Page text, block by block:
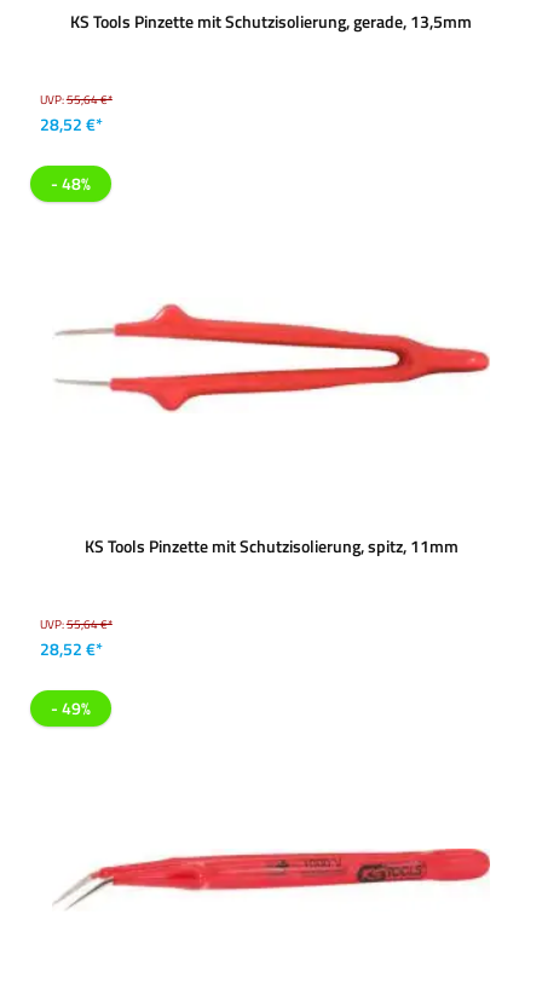
KS Tools Pinzette mit Schutzisolierung, gerade, 13,5mm
UVP:55,64 €*
28,52 €*
- 48%
KS Tools Pinzette mit Schutzisolierung, spitz, 11mm
UVP:55,64 €*
28,52 €*
- 49%